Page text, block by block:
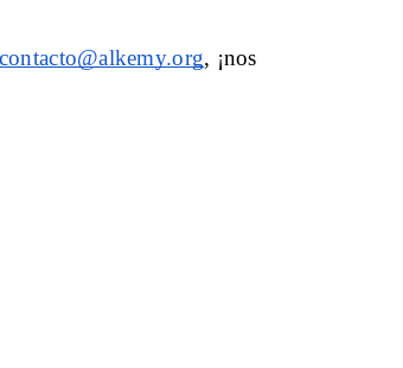
contacto@alkemy.org, ¡nos